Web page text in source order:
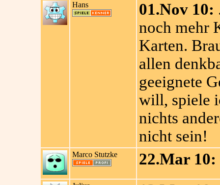
Hans 01.Nov 10:
noch mehr
Karten.
allen
geeignete
will, spiele
nichts
nicht sein!
Marco Stutzke 22.Mar 10: